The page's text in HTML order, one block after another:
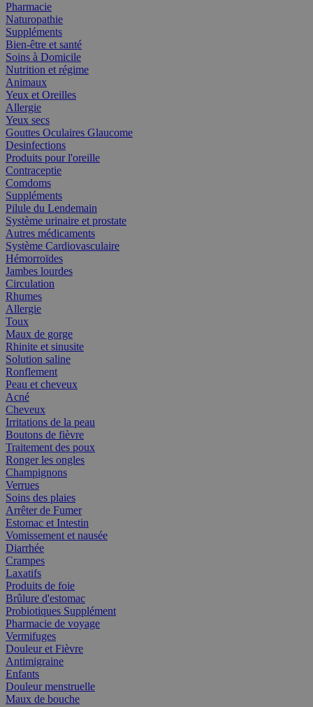
Pharmacie
Naturopathie
Suppléments
Bien-être et santé
Soins à Domicile
Nutrition et régime
Animaux
Yeux et Oreilles
Allergie
Yeux secs
Gouttes Oculaires Glaucome
Desinfections
Produits pour l'oreille
Contraceptie
Comdoms
Suppléments
Pilule du Lendemain
Système urinaire et prostate
Autres médicaments
Système Cardiovasculaire
Hémorroïdes
Jambes lourdes
Circulation
Rhumes
Allergie
Toux
Maux de gorge
Rhinite et sinusite
Solution saline
Ronflement
Peau et cheveux
Acné
Cheveux
Irritations de la peau
Boutons de fièvre
Traitement des poux
Ronger les ongles
Champignons
Verrues
Soins des plaies
Arrêter de Fumer
Estomac et Intestin
Vomissement et nausée
Diarrhée
Crampes
Laxatifs
Produits de foie
Brûlure d'estomac
Probiotiques Supplément
Pharmacie de voyage
Vermifuges
Douleur et Fièvre
Antimigraine
Enfants
Douleur menstruelle
Maux de bouche